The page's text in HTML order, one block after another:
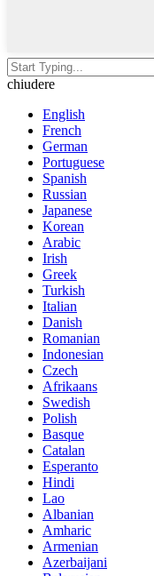
chiudere
English
French
German
Portuguese
Spanish
Russian
Japanese
Korean
Arabic
Irish
Greek
Turkish
Italian
Danish
Romanian
Indonesian
Czech
Afrikaans
Swedish
Polish
Basque
Catalan
Esperanto
Hindi
Lao
Albanian
Amharic
Armenian
Azerbaijani